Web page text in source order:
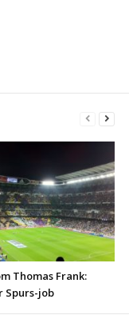
Thomas Frank:
Spurs-job